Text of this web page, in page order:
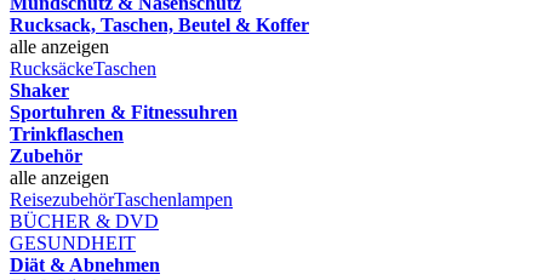
Rucksack, Taschen, Beutel & Koffer
alle anzeigen
RucksäckeTaschen
Shaker
Sportuhren & Fitnessuhren
Trinkflaschen
Zubehör
alle anzeigen
ReisezubehörTaschenlampen
BÜCHER & DVD
GESUNDHEIT
Diät & Abnehmen